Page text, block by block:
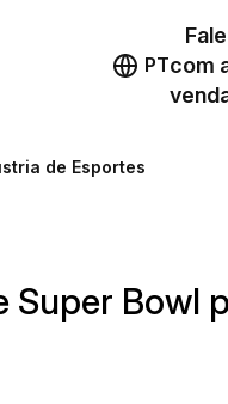
PT
Fale
com
de Esportes
Bowl